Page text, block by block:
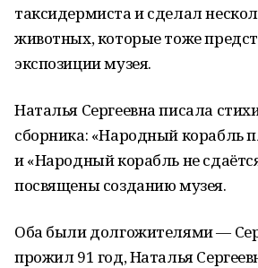
таксидермиста и сделал
животных, которые тоже
экспозиции музея.
Наталья Сергеевна писала
сборника: «Народный корабль
и «Народный корабль не
посвящены созданию музея.
Оба были долгожителями —
прожил 91 год, Наталья